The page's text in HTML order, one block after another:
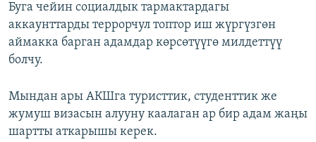
Буга чейин социалдык тармактардагы
аккаунттарды террорчул топтор иш жүргүзгөн
аймакка барган адамдар көрсөтүүгө милдеттүү
болчу.
Мындан ары АКШга туристтик, студенттик же
жумуш визасын алууну каалаган ар бир адам жаңы
шартты аткарышы керек.